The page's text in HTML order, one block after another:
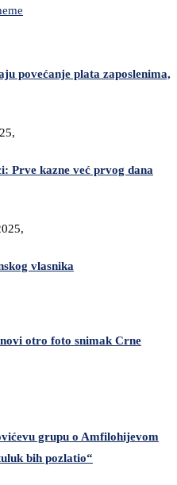
povećanje plata zaposlenima,
Prve kazne već prvog dana
vlasnika
otro foto snimak Crne
grupu o Amfilohijevom
bih pozlatio“